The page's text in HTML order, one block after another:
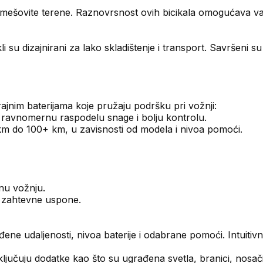
terene. Raznovrsnost ovih bicikala omogućava
su dizajnirani za lako skladištenje i transport. Savršeni
baterijama koje pružaju podršku pri vožnji:
raspodelu snage i bolju kontrolu.
do 100+ km, u zavisnosti od modela i nivoa pomoći.
vožnju.
uspone.
udaljenosti, nivoa baterije i odabrane pomoći.
dodatke kao što su ugrađena svetla, branici,